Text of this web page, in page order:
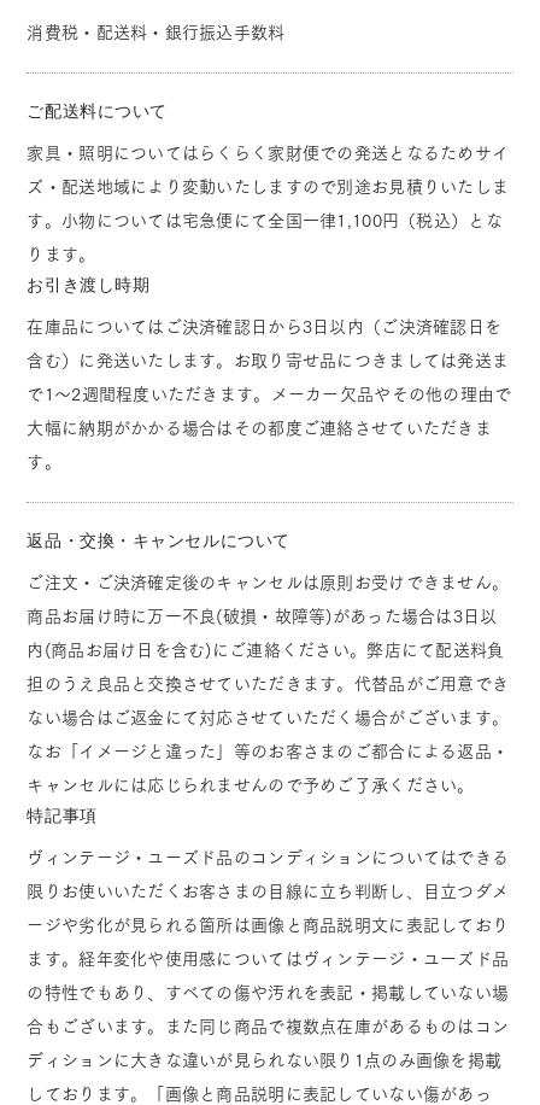
消費税・配送料・銀行振込手数料
ご配送料について
家具・照明についてはらくらく家財便での発送となるためサイ
ズ・配送地域により変動いたしますので別途お見積りいたしま
す。小物については宅急便にて全国一律1,100円（税込）とな
ります。
お引き渡し時期
在庫品についてはご決済確認日から3日以内（ご決済確認日を
含む）に発送いたします。お取り寄せ品につきましては発送ま
で1～2週間程度いただきます。メーカー欠品やその他の理由で
大幅に納期がかかる場合はその都度ご連絡させていただきま
す。
返品・交換・キャンセルについて
ご注文・ご決済確定後のキャンセルは原則お受けできません。
商品お届け時に万一不良(破損・故障等)があった場合は3日以
内(商品お届け日を含む)にご連絡ください。弊店にて配送料負
担のうえ良品と交換させていただきます。代替品がご用意でき
ない場合はご返金にて対応させていただく場合がございます。
なお「イメージと違った」等のお客さまのご都合による返品・
キャンセルには応じられませんので予めご了承ください。
特記事項
ヴィンテージ・ユーズド品のコンディションについてはできる
限りお使いいただくお客さまの目線に立ち判断し、目立つダメ
ージや劣化が見られる箇所は画像と商品説明文に表記しており
ます。経年変化や使用感についてはヴィンテージ・ユーズド品
の特性でもあり、すべての傷や汚れを表記・掲載していない場
合もございます。また同じ商品で複数点在庫があるものはコン
ディションに大きな違いが見られない限り1点のみ画像を掲載
しております。「画像と商品説明に表記していない傷があっ